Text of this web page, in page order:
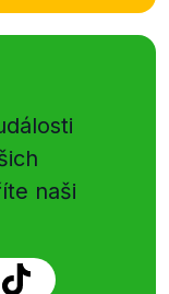
naši